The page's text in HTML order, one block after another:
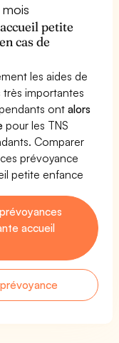
petite
cas de
les aides de
très importantes
ontalors
pour les TNS
Comparer
prévoyance
petite enfance
accueil